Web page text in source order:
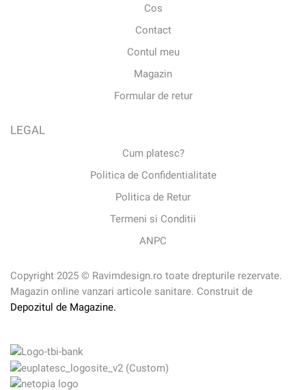
Cos
Contact
Contul meu
Magazin
Formular de retur
LEGAL
Cum platesc?
Politica de Confidentialitate
Politica de Retur
Termeni si Conditii
ANPC
Copyright 2025 © Ravimdesign.ro toate drepturile rezervate.
Magazin online vanzari articole sanitare. Construit de
Depozitul de Magazine.